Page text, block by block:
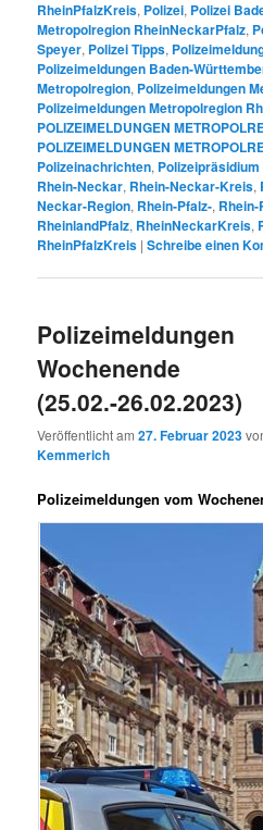
RheinPfalzKreis, Polizei, Polizei
Metropolregion RheinNeckarPfalz,
Speyer, Polizei Tipps,
Polizeimeldungen Baden-
Metropolregion, Polizeimeldungen
Polizeimeldungen Metropolregion
POLIZEIMELDUNGEN
POLIZEIMELDUNGEN
Polizeinachrichten,
Rhein-Neckar, Rhein-Neckar-Kreis,
Neckar-Region, Rhein-Pfalz-,
RheinlandPfalz, RheinNeckarKreis,
RheinPfalzKreis |Schreibe einen
Polizeimeldungen
Wochenende
(25.02.-26.02.2023)
Veröffentlicht am27. Februar 2023
Kemmerich
Polizeimeldungen vom